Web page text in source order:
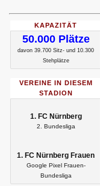
KAPAZITÄT
50.000 Plätze
davon 39.700 Sitz- und 10.300
Stehplätze
VEREINE IN DIESEM
STADION
1. FC Nürnberg
2. Bundesliga
1. FC Nürnberg Frauen
Google Pixel Frauen-
Bundesliga